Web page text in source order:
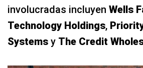
involucradas incluyen Wells
Technology Holdings,
Systems y The Credit